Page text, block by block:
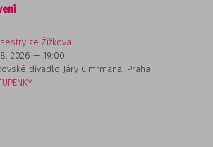
ze Žižkova
2026
19:00
divadlo Járy Cimrmana Praha